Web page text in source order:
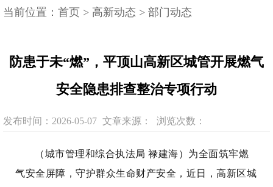
当前位置： 首页 > 高新动态 > 部门动态
防患于未“燃”，平顶山高新区城管开展燃气
安全隐患排查整治专项行动
发布时间：2026-05-07 文章来源： 浏览次数：
（城市管理和综合执法局 禄建海）为全面筑牢燃
气安全屏障，守护群众生命财产安全，近日，高新区城